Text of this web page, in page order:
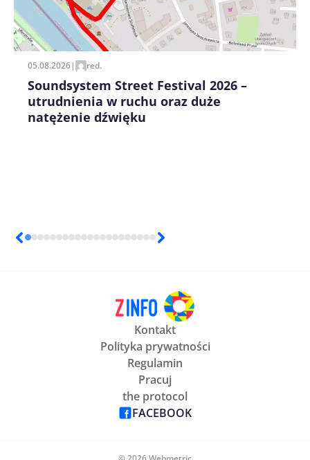
Zapamiętaj moje dane w tej przeglądarce podczas
pisania kolejnych komentarzy.
05.08.2026| red.
Soundsystem Street Festival 2026 –
utrudnienia w ruchu oraz duże
natężenie dźwięku
Kontakt
Polityka prywatności
Regulamin
Pracuj
the protocol
FACEBOOK